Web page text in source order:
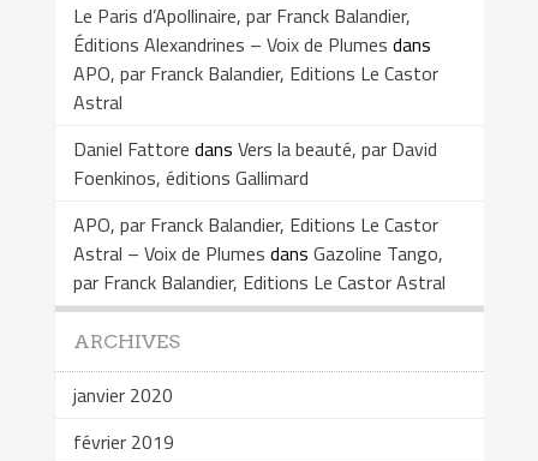
Le Paris d’Apollinaire, par Franck Balandier,
Éditions Alexandrines – Voix de Plumes dans
APO, par Franck Balandier, Editions Le Castor
Astral
Daniel Fattore dans Vers la beauté, par David
Foenkinos, éditions Gallimard
APO, par Franck Balandier, Editions Le Castor
Astral – Voix de Plumes dans Gazoline Tango,
par Franck Balandier, Editions Le Castor Astral
ARCHIVES
janvier 2020
février 2019